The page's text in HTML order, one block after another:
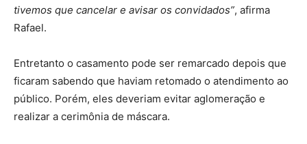
tivemos que cancelar e avisar os convidados”, afirma
Rafael.
Entretanto o casamento pode ser remarcado depois que
ficaram sabendo que haviam retomado o atendimento ao
público. Porém, eles deveriam evitar aglomeração e
realizar a cerimônia de máscara.